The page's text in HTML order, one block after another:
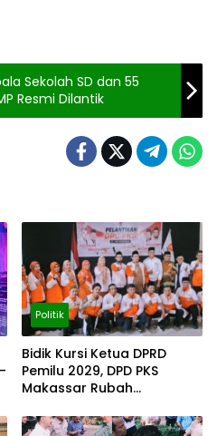
Sekolah SD dan 55
Resmi Dilantik
Politik
Bidik Kursi Ketua DPRD
Pemilu 2029, DPD PKS
Makassar Rubah